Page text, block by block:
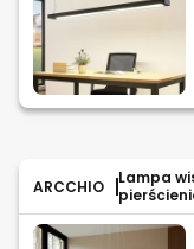
ARCCHIO
Lampa